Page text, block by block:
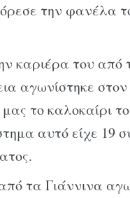
την φανέλα
καριέρα του
αγωνίστηκε
το καλοκαίρι
αυτό είχε 19
τα Γιάννινα